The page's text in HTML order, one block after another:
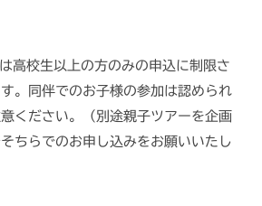
高校生以上の方のみの申込に制限さ
。同伴でのお子様の参加は認められ
ください。（別途親子ツアーを企画
ちらでのお申し込みをお願いいたし